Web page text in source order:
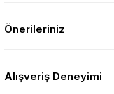
Önerileriniz
Alışveriş Deneyimi